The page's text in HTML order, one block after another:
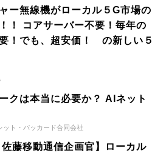
ー無線機がローカル５G市場の
！ コアサーバー不要！毎年の
！でも、超安価！ の新しい５
クは本当に必要か？ AIネット
ット・パッカード合同会社
佐藤移動通信企画官】ローカル